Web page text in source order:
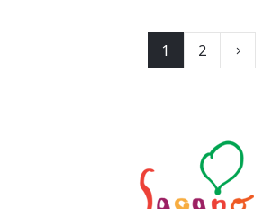
1 2